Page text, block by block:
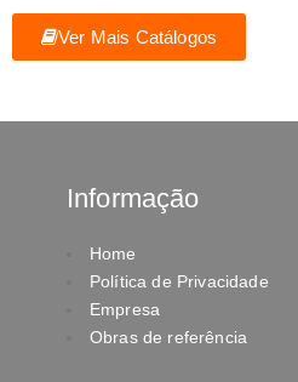
Ver Mais Catálogos
Informação
Home
Política de Privacidade
Empresa
Obras de referência